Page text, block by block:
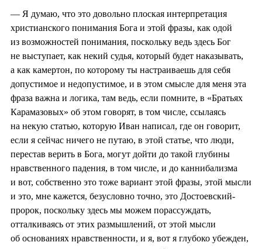
— Я думаю, что это довольно плоская интерпретация
христианского понимания Бога и этой фразы, как одой
из возможностей понимания, поскольку ведь здесь Бог
не выступает, как некий судья, который будет наказывать,
а как камертон, по которому ты настраиваешь для себя
допустимое и недопустимое, и в этом смысле для меня эта
фраза важна и логика, там ведь, если помните, в «Братьях
Карамазовых» об этом говорят, в том числе, ссылаясь
на некую статью, которую Иван написал, где он говорит,
если я сейчас ничего не путаю, в этой статье, что люди,
перестав верить в Бога, могут дойти до такой глубины
нравственного падения, в том числе, и до каннибализма
и вот, собственно это тоже вариант этой фразы, этой мысли
и это, мне кажется, безусловно точно, это Достоевский-
пророк, поскольку здесь мы можем порассуждать,
отталкиваясь от этих размышлений, от этой мысли
об основаниях нравственности, и я, вот я глубоко убежден,